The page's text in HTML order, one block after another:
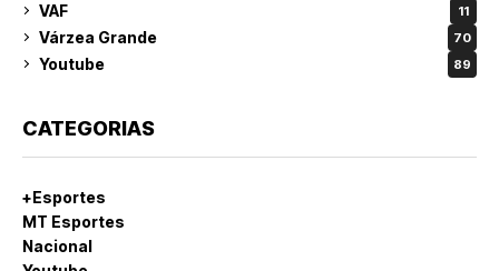
VAF 11
Várzea Grande 70
Youtube 89
CATEGORIAS
+Esportes
MT Esportes
Nacional